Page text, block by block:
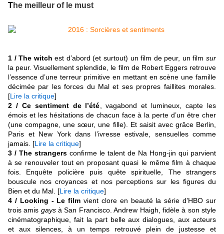
The meilleur of le must
1 / The witch est d’abord (et surtout) un film de peur, un filmsur
la peur. Visuellement splendide, le film de Robert Eggers retrouve
l’essence d’une terreur primitive en mettant en scène une famille
décimée par les forces du Mal et ses propres faillites morales.
[Lire la critique]
2 / Ce sentiment de l’été , vagabond et lumineux, capte les
émois et les hésitations de chacun face à la perte d’un être cher
(une compagne, une sœur, une fille). Et saisit avec grâce Berlin,
Paris et New York dans l’ivresse estivale, sensuelles comme
jamais. [Lire la critique]
3 / The strangers confirme le talent de Na Hong-jin qui parvient
à se renouveler tout en proposant quasi le même film à chaque
fois. Enquête policière puis quête spirituelle, The strangers
bouscule nos croyances et nos perceptions sur les figures du
Bien et du Mal. [Lire la critique]
4 / Looking - Le film vient clore en beauté la série d’HBO sur
trois amis gaysà San Francisco. Andrew Haigh, fidèle à son style
cinématographique, fait la part belle aux dialogues, aux acteurs
et aux silences, à un temps retrouvé plein de justesse et